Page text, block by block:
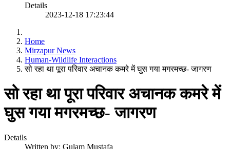
Details
2023-12-18 17:23:44
Home
Mirzapur News
Human-Wildlife Interactions
सो रहा था पूरा परिवार अचानक कमरे में घुस गया मगरमच्छ- जागरण
सो रहा था पूरा परिवार अचानक कमरे में
घुस गया मगरमच्छ- जागरण
Details
Written by: Gulam Mustafa